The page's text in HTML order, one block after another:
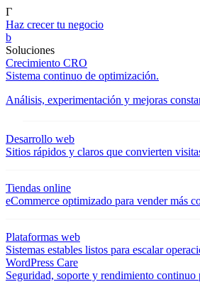
Γ
Haz crecer tu negocio
b
Soluciones
Crecimiento CRO
Sistema continuo de optimización.
Análisis, experimentación y mejoras
Desarrollo web
Sitios rápidos y claros que convierten
Tiendas online
eCommerce optimizado para vender más
Plataformas web
Sistemas estables listos para escalar
WordPress Care
Seguridad, soporte y rendimiento continuo